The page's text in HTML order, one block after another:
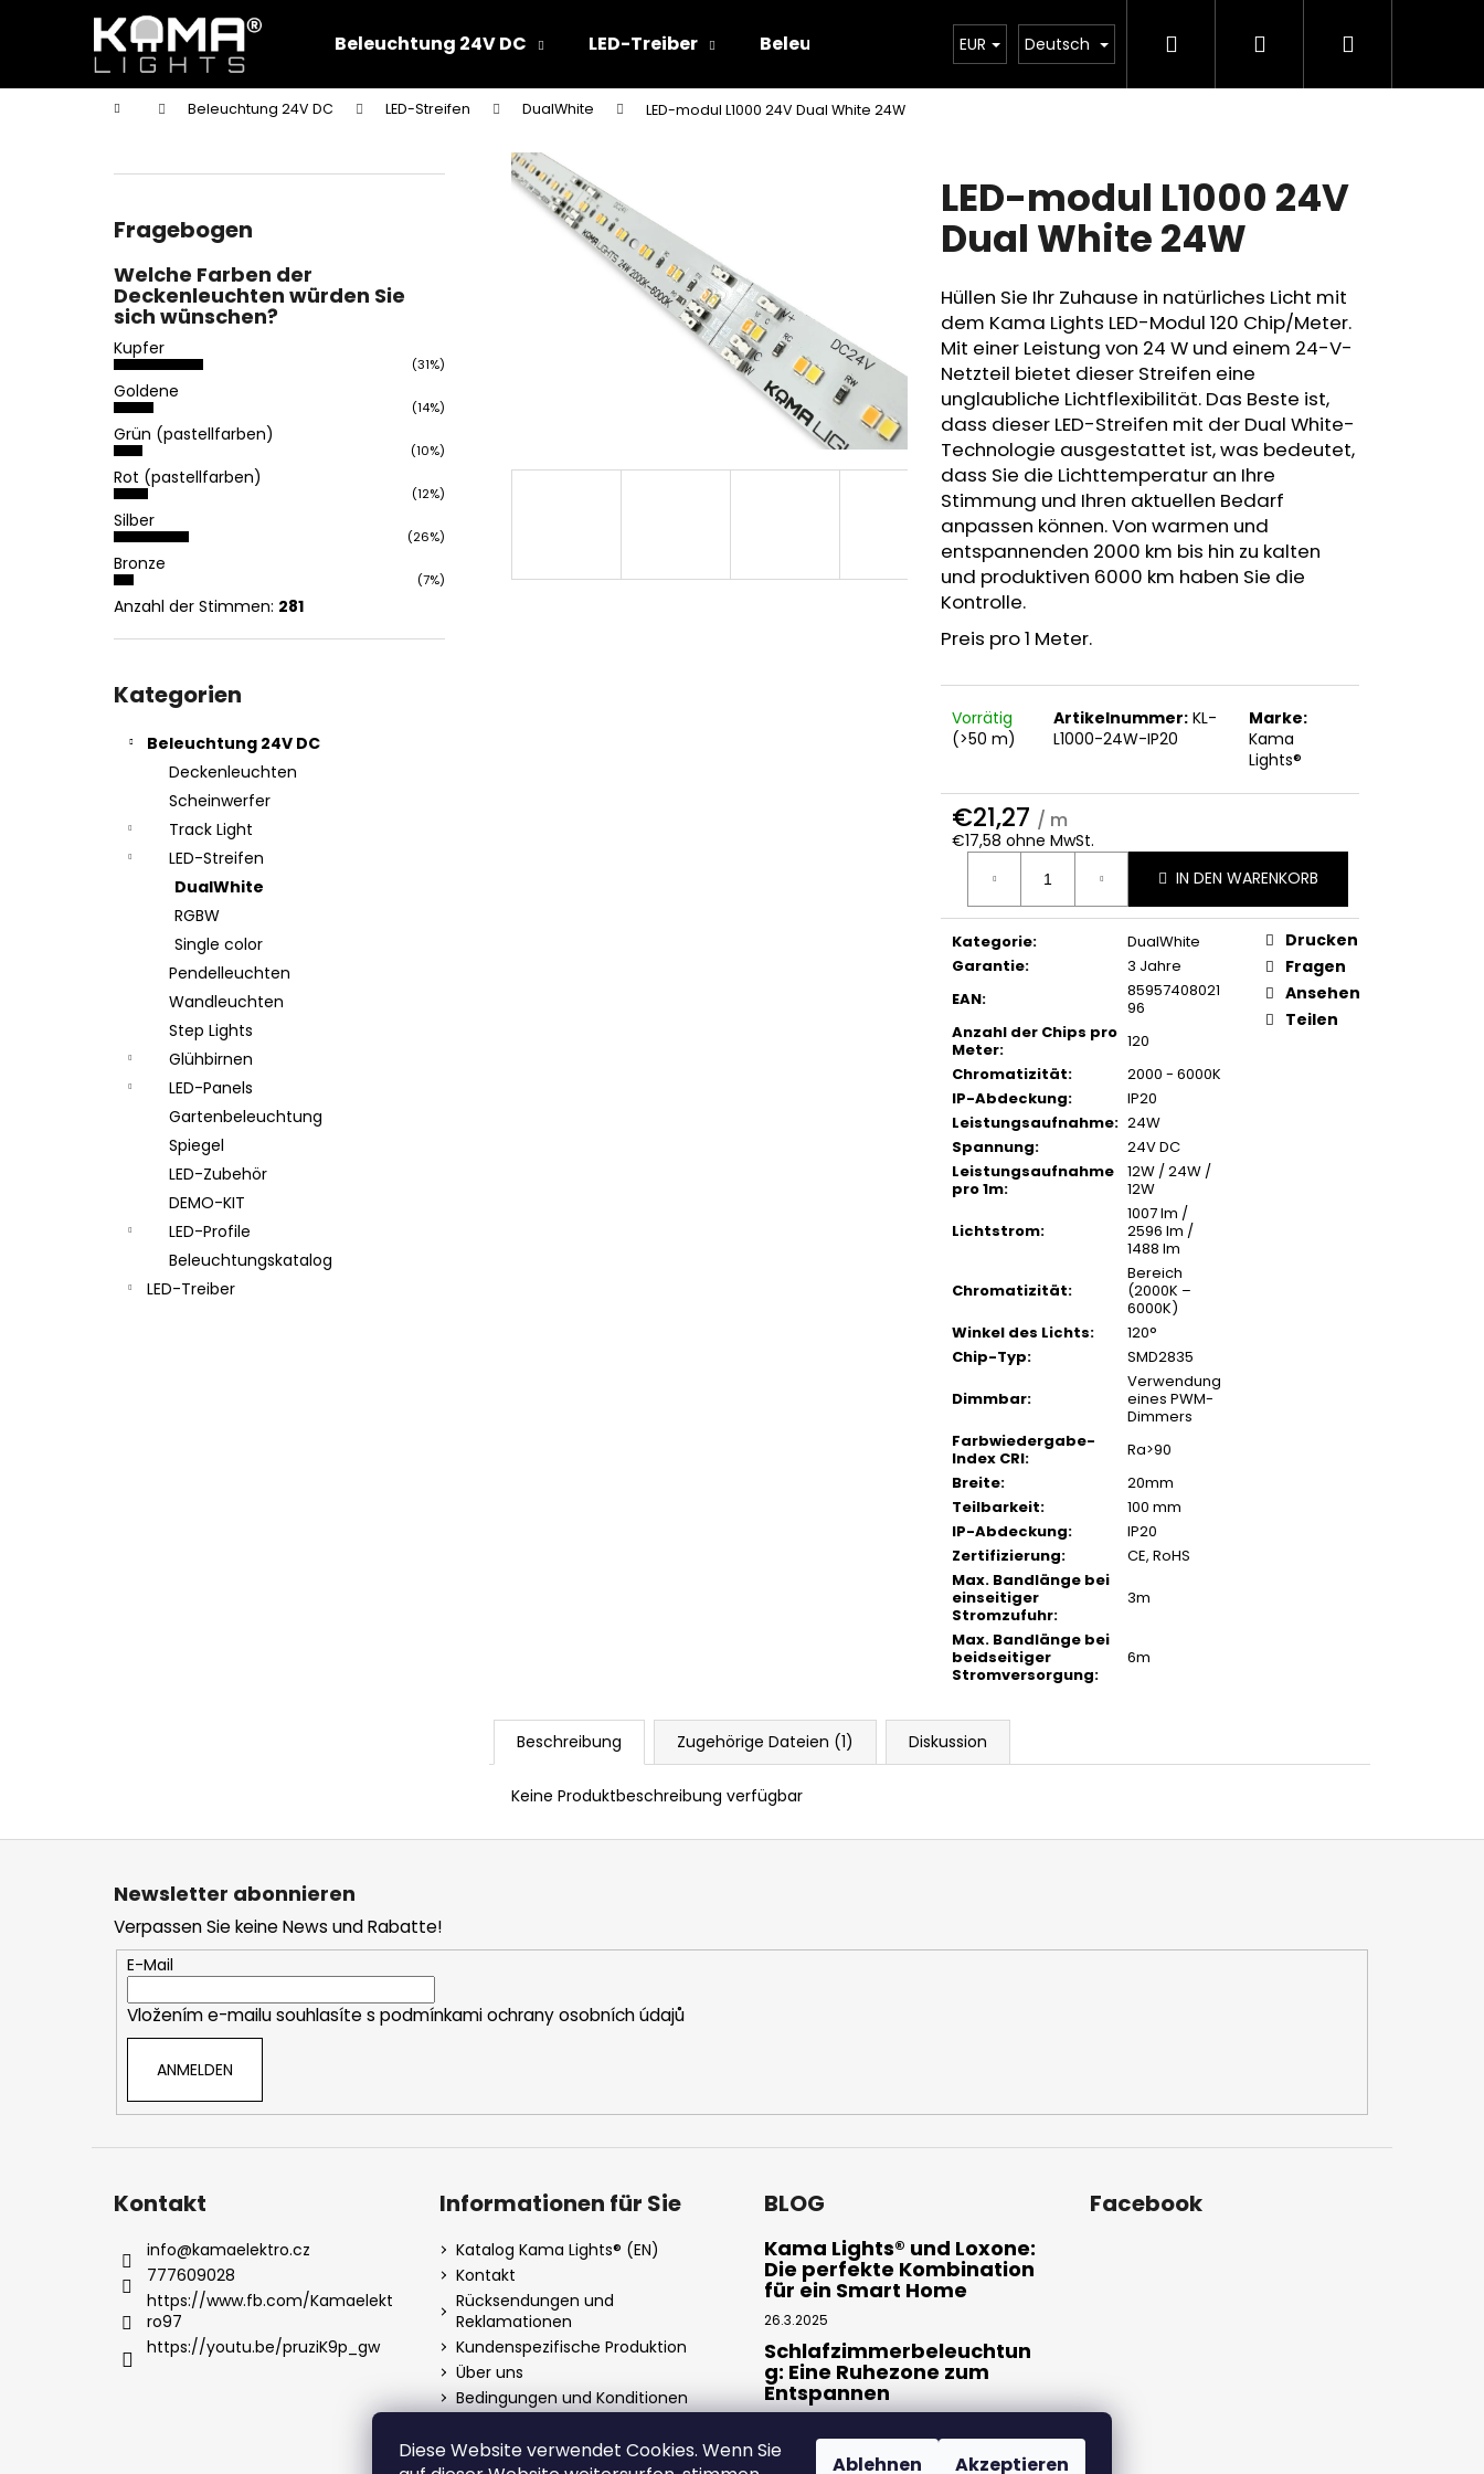
Diese Website verwendet Cookies. Wenn Sie
Ablehnen Akzeptieren
Beleuchtung 24V DC LED-Treiber Beleuchtungskonzepte Beleuchtungsrechner
EUR Deutsch SuchenLogin Warenkorb
StartseiteBeleuchtung 24V DC LED-Streifen DualWhite LED-modul L1000 24V Dual White 24W
Fragebogen
Welche Farben der
Deckenleuchten würden Sie
sich wünschen?
Kupfer
(31%)
Goldene
(14%)
Grün (pastellfarben)
(10%)
Rot (pastellfarben)
(12%)
Silber
(26%)
Bronze
(7%)
Anzahl der Stimmen: 281
überspringen
Kategorien
Beleuchtung 24V DC
Deckenleuchten
Scheinwerfer
Track Light
LED-Streifen
DualWhite
RGBW
Single color
Pendelleuchten
Wandleuchten
Step Lights
Glühbirnen
LED-Panels
Gartenbeleuchtung
Spiegel
LED-Zubehör
DEMO-KIT
LED-Profile
Beleuchtungskatalog
LED-Treiber
LED-modul L1000 24V
Dual White 24W
Hüllen Sie Ihr Zuhause in natürliches Licht mit
dem Kama Lights LED-Modul 120 Chip/Meter.
Mit einer Leistung von 24 W und einem 24-V-
Netzteil bietet dieser Streifen eine
unglaubliche Lichtflexibilität. Das Beste ist,
dass dieser LED-Streifen mit der Dual White-
Technologie ausgestattet ist, was bedeutet,
dass Sie die Lichttemperatur an Ihre
Stimmung und Ihren aktuellen Bedarf
anpassen können. Von warmen und
entspannenden 2000 km bis hin zu kalten
und produktiven 6000 km haben Sie die
Kontrolle.
Preis pro 1 Meter.
Vorrätig
(>50 m)
Artikelnummer: KL-
L1000-24W-IP20
Marke:
Kama
Lights®
€21,27 / m
€17,58 ohne MwSt.
Verkaufspreis:
IN DEN WARENKORB
Kategorie:
DualWhite
Garantie:
3 Jahre
EAN:
85957408021
96
Anzahl der Chips pro
Meter:
120
Chromatizität:
2000 - 6000K
IP-Abdeckung:
IP20
Leistungsaufnahme: 24W
Spannung:
24V DC
Leistungsaufnahme
pro 1m:
12W / 24W /
12W
Lichtstrom:
1007 lm /
2596 lm /
1488 lm
Chromatizität:
Bereich
(2000K –
6000K)
Winkel des Lichts:
120°
Chip-Typ:
SMD2835
Dimmbar:
Verwendung
eines PWM-
Dimmers
Farbwiedergabe-
Index CRI:
Ra>90
Breite:
20mm
Teilbarkeit:
100 mm
IP-Abdeckung:
IP20
Zertifizierung:
CE, RoHS
Max. Bandlänge bei
einseitiger
Stromzufuhr:
3m
Max. Bandlänge bei
beidseitiger
Stromversorgung:
6m
Drucken
Fragen
Ansehen
Teilen
Beschreibung Zugehörige Dateien (1) Diskussion
Keine Produktbeschreibung verfügbar
e
Zurück
zum
Zurück
zum
Was suchen Sie?
Wir empfehlen
F
Newsletter abonnieren
Verpassen Sie keine News und Rabatte!
E-Mail
Vložením e-mailu souhlasíte s podmínkami ochrany osobních údajů
ANMELDEN
Kontakt
info@kamaelektro.cz
777609028
https://www.fb.com/Kamaelekt
ro97
https://youtu.be/pruziK9p_gw
Informationen für Sie
Katalog Kama Lights® (EN)
Kontakt
Rücksendungen und
Reklamationen
Kundenspezifische Produktion
Über uns
Bedingungen und Konditionen
BLOG
Kama Lights® und Loxone:
Die perfekte Kombination
für ein Smart Home
26.3.2025
Schlafzimmerbeleuchtun
g: Eine Ruhezone zum
Entspannen
LED-Streifen: moderne
Facebook